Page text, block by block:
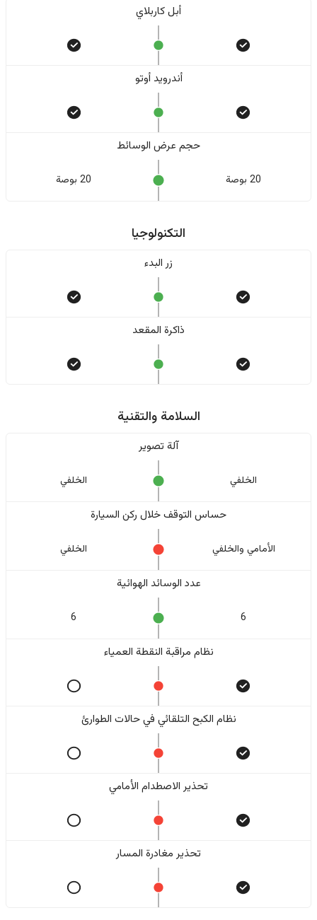
أبل كاربلاي
أندرويد أوتو
حجم عرض الوسائط
20 بوصة 20 بوصة
التكنولوجيا
زر البدء
ذاكرة المقعد
السلامة والتقنية
آلة تصوير
الخلفي الخلفي
حساس التوقف خلال ركن السيارة
الأمامي والخلفي الخلفي
عدد الوسائد الهوائية
6
6
نظام مراقبة النقطة العمياء
نظام الكبح التلقائي في حالات الطوارئ
تحذير الاصطدام الأمامي
تحذير مغادرة المسار